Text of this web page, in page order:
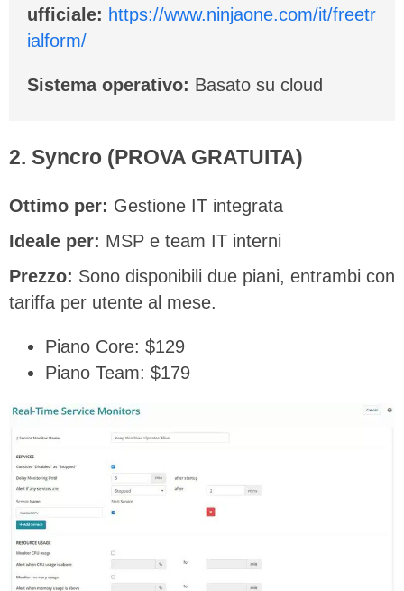
ufficiale: https://www.ninjaone.com/it/freetr
ialform/
Sistema operativo: Basato su cloud
2. Syncro (PROVA GRATUITA)
Ottimo per: Gestione IT integrata
Ideale per: MSP e team IT interni
Prezzo: Sono disponibili due piani, entrambi con
tariffa per utente al mese.
Piano Core: $129
Piano Team: $179